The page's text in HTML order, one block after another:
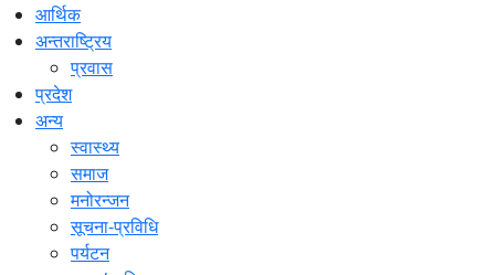
आर्थिक
अन्तराष्ट्रिय
प्रवास
प्रदेश
अन्य
स्वास्थ्य
समाज
मनोरन्जन
सूचना-प्रविधि
पर्यटन